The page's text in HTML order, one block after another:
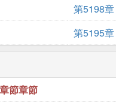
第5198
第5195
節章節